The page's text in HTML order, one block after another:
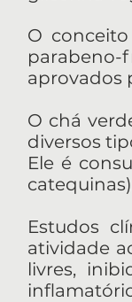
O
aprovados
O chá
diversos
Ele é
Estudos
atividade
livres,